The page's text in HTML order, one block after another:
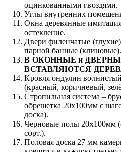
оцинкованными гвоздями.
Углы внутренних
Окна деревянные
остекление.
Двери филенчатые
парной банные (клиновые).
В ОКОННЫЕ и
ВСТАВЛЯЮТСЯ
Кровля ондулин
(красный, коричневый,
Стропильная система –
обрешетка 20х100мм с
доска).
Черновые полы 20х100мм
сорт.).
Половая доска 27 мм